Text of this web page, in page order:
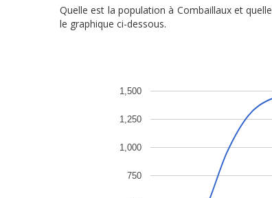
Quelle est la population à Combaillaux et
le graphique ci-dessous.
750
1,000
1,250
1,500